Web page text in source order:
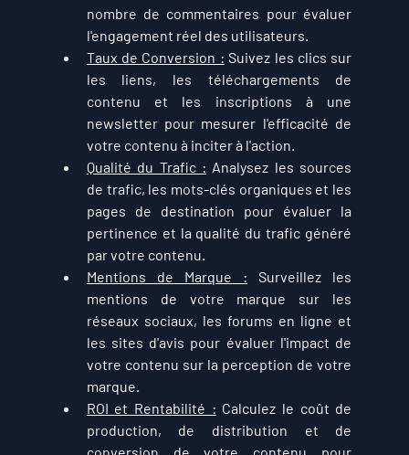
nombre de commentaires pour évaluer
l'engagement réel des utilisateurs.
Taux de Conversion : Suivez les clics sur
les liens, les téléchargements de
contenu et les inscriptions à une
newsletter pour mesurer l'efficacité de
votre contenu à inciter à l'action.
Qualité du Trafic : Analysez les sources
de trafic, les mots-clés organiques et les
pages de destination pour évaluer la
pertinence et la qualité du trafic généré
par votre contenu.
Mentions de Marque : Surveillez les
mentions de votre marque sur les
réseaux sociaux, les forums en ligne et
les sites d'avis pour évaluer l'impact de
votre contenu sur la perception de votre
marque.
ROI et Rentabilité : Calculez le coût de
production, de distribution et de